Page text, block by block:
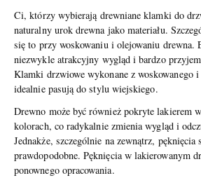
Ci, którzy wybierają drewniane klamki do
naturalny urok drewna jako materiału.
się to przy woskowaniu i olejowaniu drewna.
niezwykle atrakcyjny wygląd i bardzo
Klamki drzwiowe wykonane z woskowanego
idealnie pasują do stylu wiejskiego.
Drewno może być również pokryte lakierem
kolorach, co radykalnie zmienia wygląd i
Jednakże, szczególnie na zewnątrz, pęknięcia
prawdopodobne. Pęknięcia w lakierowanym
ponownego opracowania.